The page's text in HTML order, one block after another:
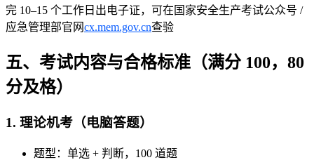
完 10–15 个工作日出电子证，可在 国家安全生产考试公众号 /
应急管理部官网cx.mem.gov.cn查验
五、考试内容与合格标准（满分 100，80
分及格）
1. 理论机考（电脑答题）
题型：单选 + 判断，100 道题